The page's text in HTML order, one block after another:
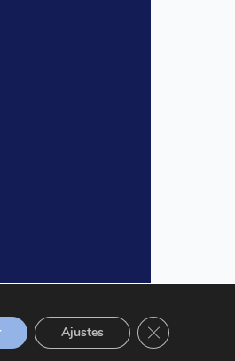
Ajustes Cerrar el